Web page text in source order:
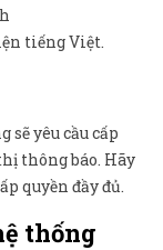
tiếng Việt.
yêu cầu cấp
thông báo. Hãy
quyền đầy đủ.
thống